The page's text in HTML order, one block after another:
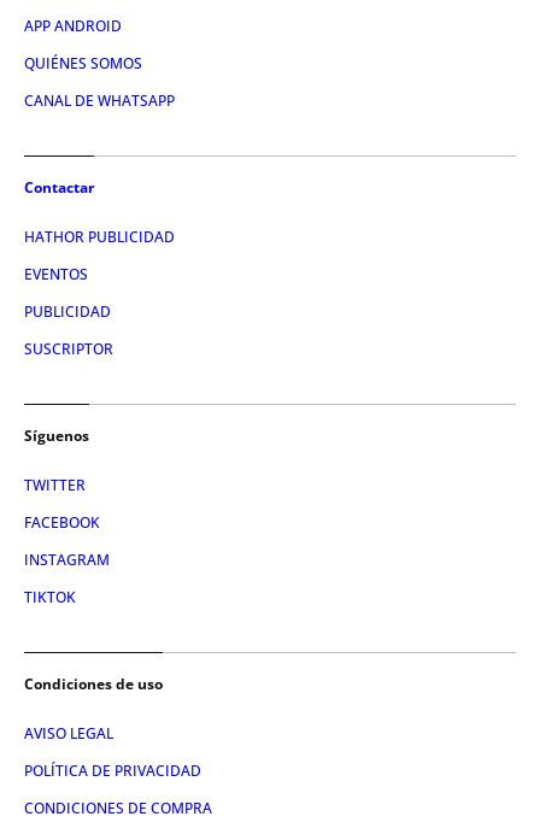
APP ANDROID
QUIÉNES SOMOS
CANAL DE WHATSAPP
Contactar
HATHOR PUBLICIDAD
EVENTOS
PUBLICIDAD
SUSCRIPTOR
Síguenos
TWITTER
FACEBOOK
INSTAGRAM
TIKTOK
Condiciones de uso
AVISO LEGAL
POLÍTICA DE PRIVACIDAD
CONDICIONES DE COMPRA